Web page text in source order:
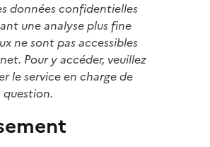
données confidentielles
une analyse plus fine
ne sont pas accessibles
Pour y accéder, veuillez
le service en charge de
question.